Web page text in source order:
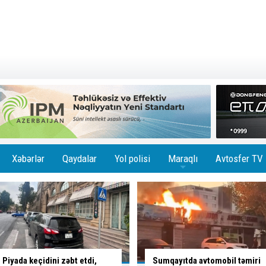
Xəbərlər Qaydalar Yol polisi Maraqlı Avtosfer TV
Sumqayıtda avtomobil təmiri
Maşın işıq dirəyinə çırpıldı -